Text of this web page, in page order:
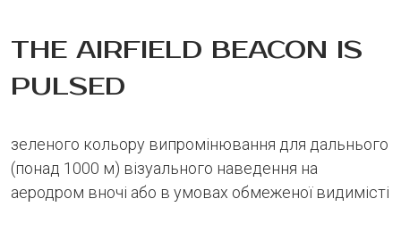
THE AIRFIELD BEACON IS
PULSED
зеленого кольору випромінювання для дальнього
(понад 1000 м) візуального наведення на
аеродром вночі або в умовах обмеженої видимісті